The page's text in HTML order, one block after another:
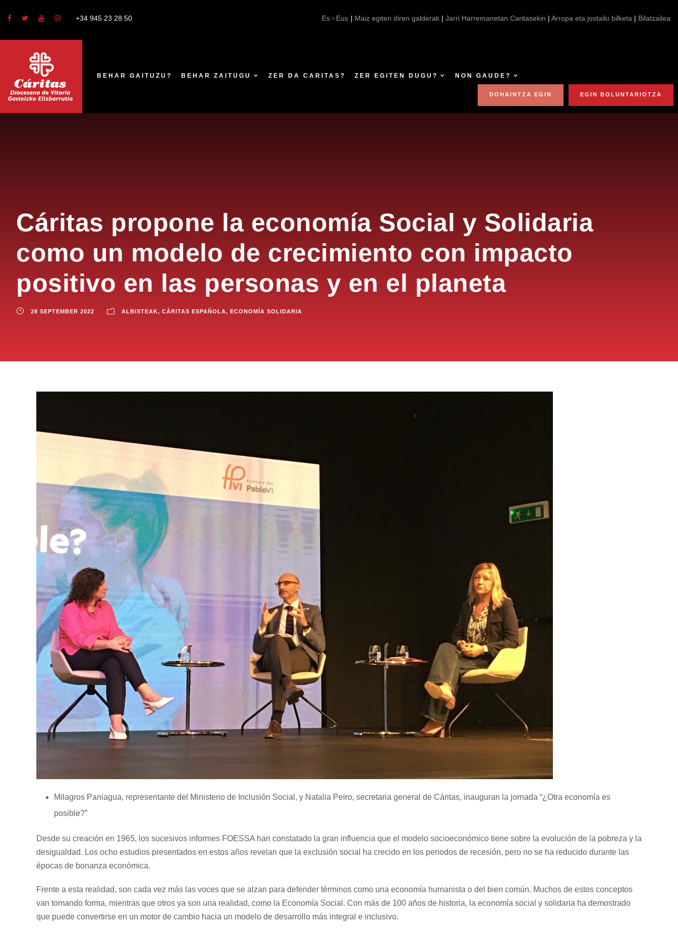
+34 945 23 28 50 Es Eus | Maiz egiten diren galderak | Jarri Harremanetan Caritasekin | Arropa eta jostailu bilketa | Bilatzailea
BEHAR GAITUZU? BEHAR ZAITUGU ZER DA CARITAS? ZER EGITEN DUGU? NON GAUDE?
DOHAINTZA EGIN EGIN BOLUNTARIOTZA
Cáritas propone la economía Social y Solidaria
como un modelo de crecimiento con impacto
positivo en las personas y en el planeta
28 SEPTEMBER 2022 ALBISTEAK, CÁRITAS ESPAÑOLA, ECONOMÍA SOLIDARIA
Milagros Paniagua, representante del Ministerio de Inclusión Social, y Natalia Peiro, secretaria general de Cáritas, inauguran la jornada “¿Otra economía es
posible?”
Desde su creación en 1965, los sucesivos informes FOESSA han constatado la gran influencia que el modelo socioeconómico tiene sobre la evolución de la pobreza y la
desigualdad. Los ocho estudios presentados en estos años revelan que la exclusión social ha crecido en los periodos de recesión, pero no se ha reducido durante las
épocas de bonanza económica.
Frente a esta realidad, son cada vez más las voces que se alzan para defender términos como una economía humanista o del bien común. Muchos de estos conceptos
van tomando forma, mientras que otros ya son una realidad, como la Economía Social. Con más de 100 años de historia, la economía social y solidaria ha demostrado
que puede convertirse en un motor de cambio hacia un modelo de desarrollo más integral e inclusivo.